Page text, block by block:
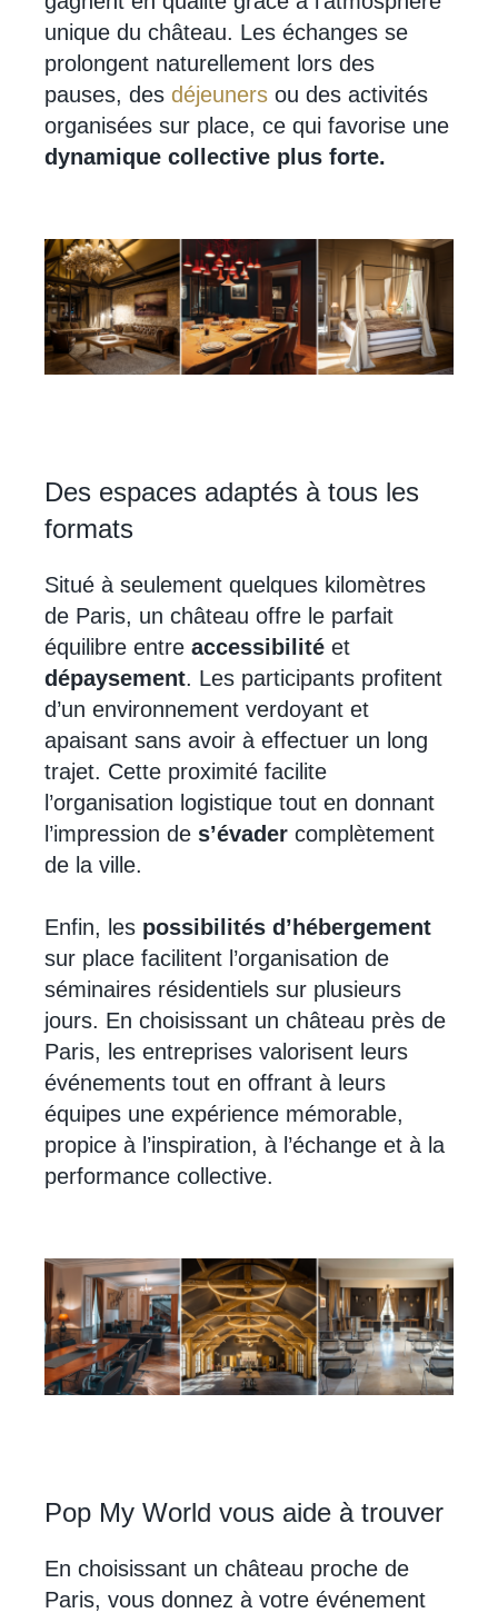
unique du château. Les échanges se
prolongent naturellement lors des
pauses, des déjeuners ou des activités
organisées sur place, ce qui favorise une
dynamique collective plus forte.
Des espaces adaptés à tous les
formats
Situé à seulement quelques kilomètres
de Paris, un château offre le parfait
équilibre entre accessibilité et
dépaysement. Les participants profitent
d’un environnement verdoyant et
apaisant sans avoir à effectuer un long
trajet. Cette proximité facilite
l’organisation logistique tout en donnant
l’impression de s’évader complètement
de la ville.
Enfin, les possibilités d’hébergement
sur place facilitent l’organisation de
séminaires résidentiels sur plusieurs
jours. En choisissant un château près de
Paris, les entreprises valorisent leurs
événements tout en offrant à leurs
équipes une expérience mémorable,
propice à l’inspiration, à l’échange et à la
performance collective.
Pop My World vous aide à trouver
En choisissant un château proche de
Paris, vous donnez à votre événement